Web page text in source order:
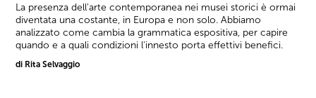
La presenza dell'arte contemporanea nei musei storici è ormai
diventata una costante, in Europa e non solo. Abbiamo
analizzato come cambia la grammatica espositiva, per capire
quando e a quali condizioni l'innesto porta effettivi benefici.
di Rita Selvaggio